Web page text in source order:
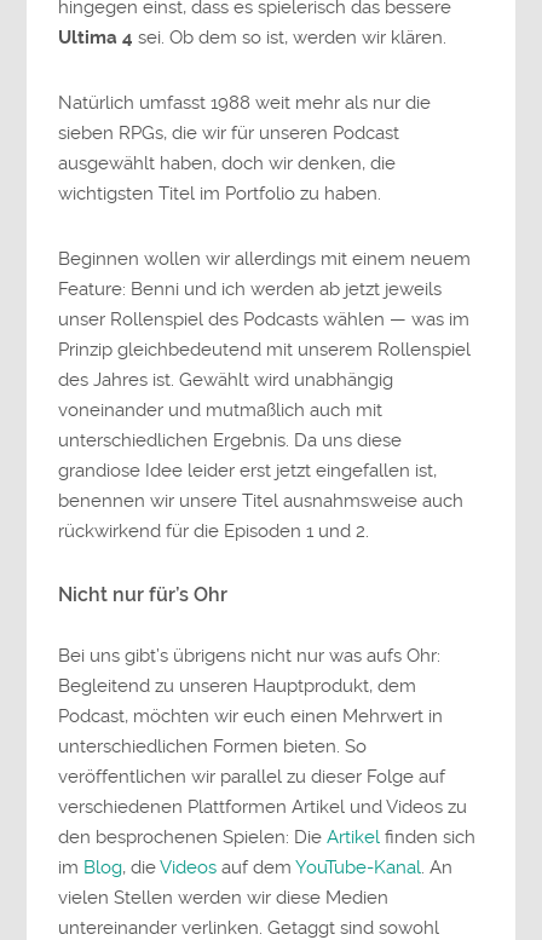
hingegen einst, dass es spielerisch das bessere
Ultima 4 sei. Ob dem so ist, werden wir klären.
Natürlich umfasst 1988 weit mehr als nur die
sieben RPGs, die wir für unseren Podcast
ausgewählt haben, doch wir denken, die
wichtigsten Titel im Portfolio zu haben.
Beginnen wollen wir allerdings mit einem neuem
Feature: Benni und ich werden ab jetzt jeweils
unser Rollenspiel des Podcasts wählen — was im
Prinzip gleichbedeutend mit unserem Rollenspiel
des Jahres ist. Gewählt wird unabhängig
voneinander und mutmaßlich auch mit
unterschiedlichen Ergebnis. Da uns diese
grandiose Idee leider erst jetzt eingefallen ist,
benennen wir unsere Titel ausnahmsweise auch
rückwirkend für die Episoden 1 und 2.
Nicht nur für’s Ohr
Bei uns gibt’s übrigens nicht nur was aufs Ohr:
Begleitend zu unseren Hauptprodukt, dem
Podcast, möchten wir euch einen Mehrwert in
unterschiedlichen Formen bieten. So
veröffentlichen wir parallel zu dieser Folge auf
verschiedenen Plattformen Artikel und Videos zu
den besprochenen Spielen: DieArtikel finden sich
im Blog, dieVideos auf demYouTube-Kanal. An
vielen Stellen werden wir diese Medien
untereinander verlinken. Getaggt sind sowohl